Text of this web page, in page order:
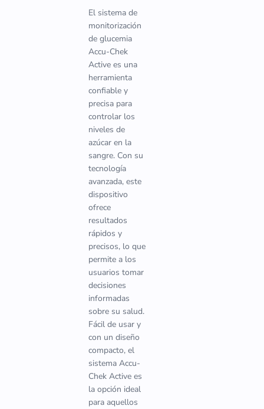
El sistema de
monitorización
de glucemia
Accu-Chek
Active es una
herramienta
confiable y
precisa para
controlar los
niveles de
azúcar en la
sangre. Con su
tecnología
avanzada, este
dispositivo
ofrece
resultados
rápidos y
precisos, lo que
permite a los
usuarios tomar
decisiones
informadas
sobre su salud.
Fácil de usar y
con un diseño
compacto, el
sistema Accu-
Chek Active es
la opción ideal
para aquellos